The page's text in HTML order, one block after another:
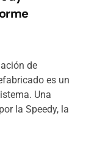
de
es un
Una
la Speedy, la